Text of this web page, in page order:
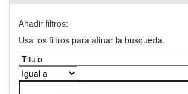
Añadir filtros:
Usa los filtros para afinar la busqueda.